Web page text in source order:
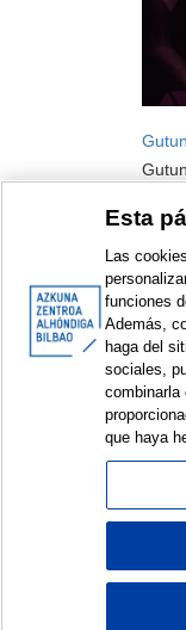
2015
<
© Azkuna Zentroa -
Esta
Las
funciones
Además,
haga del
sociales,
combinarla
que haya